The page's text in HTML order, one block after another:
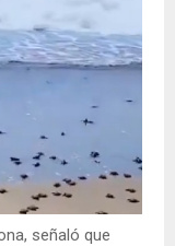
señaló que